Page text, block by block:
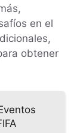
en el
obtener